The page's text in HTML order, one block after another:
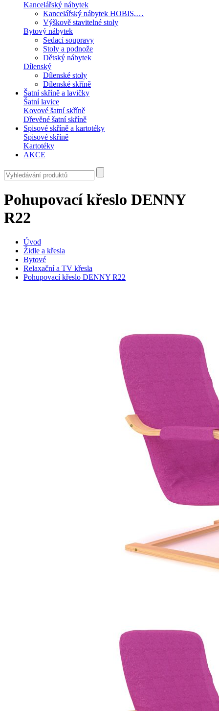
Kancelářský nábytek
Kancelářský nábytek HOBIS,…
Výškově stavitelné stoly
Bytový nábytek
Sedací soupravy
Stoly a podnože
Dětský nábytek
Dílenský
Dílenské stoly
Dílenské skříně
Šatní skříně a lavičky
Šatní lavice
Kovové šatní skříně
Dřevěné šatní skříně
Spisové skříně a kartotéky
Spisové skříně
Kartotéky
AKCE
Pohupovací křeslo DENNY
R22
Úvod
Židle a křesla
Bytové
Relaxační a TV křesla
Pohupovací křeslo DENNY R22